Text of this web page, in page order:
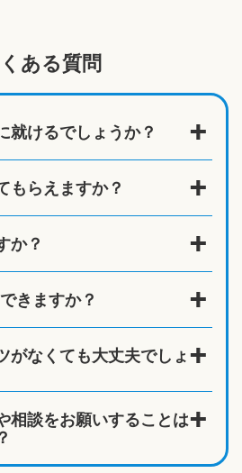
ある質問
就けるでしょうか？
もらえますか？
か？
きますか？
がなくても大丈夫でしょ
相談をお願いすることは